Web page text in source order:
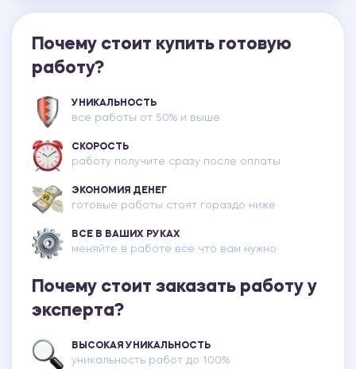
Почему стоит купить готовую
работу?
УНИКАЛЬНОСТЬ
все работы от 50% и выше
СКОРОСТЬ
работу получите сразу после оплаты
ЭКОНОМИЯ ДЕНЕГ
готовые работы стоят гораздо ниже
ВСЕ В ВАШИХ РУКАХ
меняйте в работе всё что вам нужно
Почему стоит заказать работу у
эксперта?
ВЫСОКАЯ УНИКАЛЬНОСТЬ
уникальность работ до 100%